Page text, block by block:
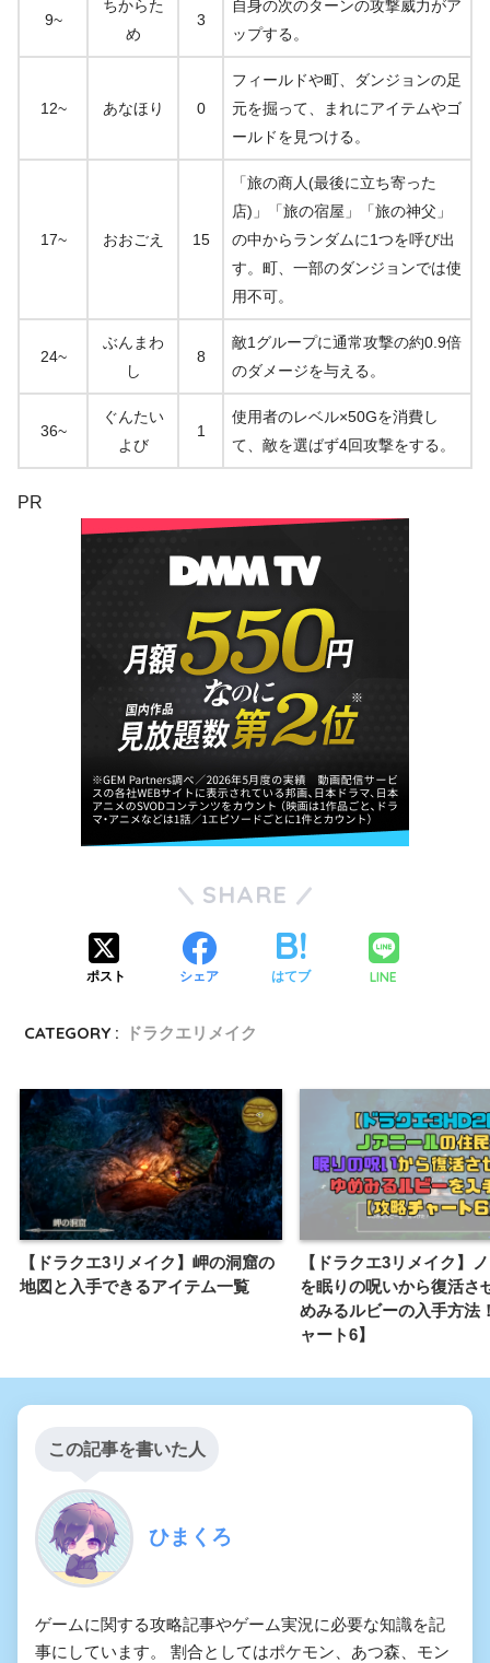
9~
ちからた
め
3
自身の次のターンの攻撃威力がア
ップする。
12~ あなほり 0
フィールドや町、ダンジョンの足
元を掘って、まれにアイテムやゴ
ールドを見つける。
17~ おおごえ 15
「旅の商人(最後に立ち寄った
店)」「旅の宿屋」「旅の神父」
の中からランダムに1つを呼び出
す。町、一部のダンジョンでは使
用不可。
24~
ぶんまわ
し
8
敵1グループに通常攻撃の約0.9倍
のダメージを与える。
36~
ぐんたい
よび
1
使用者のレベル×50Gを消費し
て、敵を選ばず4回攻撃をする。
PR
SHARE
ポスト シェア はてブ LINE
CATEGORY : ドラクエリメイク
【ドラクエ3リメイク】岬の洞窟の
地図と入手できるアイテム一覧
【ドラクエ3リメイク】
を眠りの呪いから復活さ
めみるルビーの入手方法
ャート6】
この記事を書いた人
ひまくろ
ゲームに関する攻略記事やゲーム実況に必要な知識を記
事にしています。 割合としてはポケモン、あつ森、モン